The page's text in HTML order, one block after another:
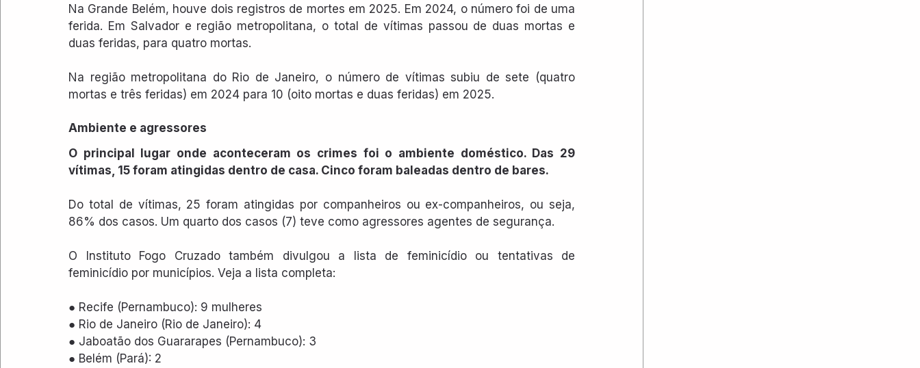
Na Grande Belém, houve dois registros de mortes em 2025. Em 2024, o número foi de uma
ferida. Em Salvador e região metropolitana, o total de vítimas passou de duas mortas e
duas feridas, para quatro mortas.
Na região metropolitana do Rio de Janeiro, o número de vítimas subiu de sete (quatro
mortas e três feridas) em 2024 para 10 (oito mortas e duas feridas) em 2025.
Ambiente e agressores
O principal lugar onde aconteceram os crimes foi o ambiente doméstico. Das 29
vítimas, 15 foram atingidas dentro de casa. Cinco foram baleadas dentro de bares.
Do total de vítimas, 25 foram atingidas por companheiros ou ex-companheiros, ou seja,
86% dos casos. Um quarto dos casos (7) teve como agressores agentes de segurança.
O Instituto Fogo Cruzado também divulgou a lista de feminicídio ou tentativas de
feminicídio por municípios. Veja a lista completa:
● Recife (Pernambuco): 9 mulheres
● Rio de Janeiro (Rio de Janeiro): 4
● Jaboatão dos Guararapes (Pernambuco): 3
● Belém (Pará): 2